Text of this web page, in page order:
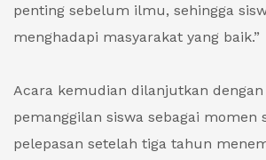
penting sebelum ilmu, sehingga
menghadapi masyarakat yang baik.”
Acara kemudian dilanjutkan dengan
pemanggilan siswa sebagai momen
pelepasan setelah tiga tahun